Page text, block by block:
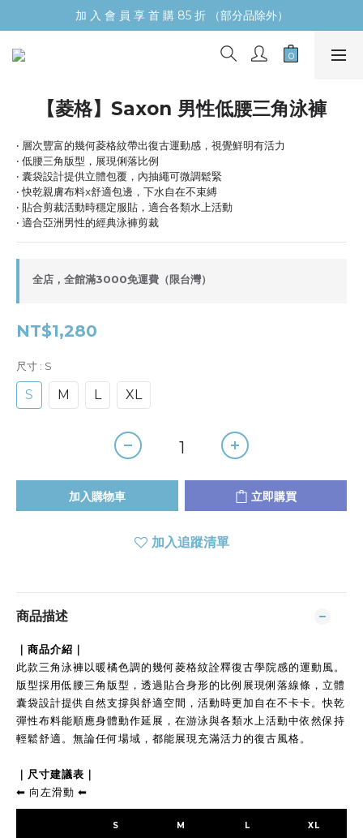
加 入 會 員 享 首 購 85 折 （部分品除外）
【菱格】Saxon 男性低腰三角泳褲
‧ 層次豐富的幾何菱格紋帶出復古運動感，視覺鮮明有活力
‧ 低腰三角版型，展現俐落比例
‧ 囊袋設計提供立體包覆，內抽繩可微調鬆緊
‧ 快乾親膚布料x舒適包邊，下水自在不束縛
‧ 貼合剪裁活動時穩定服貼，適合各類水上活動
‧ 適合亞洲男性的經典泳褲剪裁
全店，全館滿3000免運費（限台灣）
NT$1,280
尺寸 : S
S M L XL
加入購物車 立即購買
加入追蹤清單
商品描述
｜商品介紹｜
此款三角泳褲以暖橘色調的幾何菱格紋詮釋復古學院感的運動風。
版型採用低腰三角版型，透過貼合身形的比例展現俐落線條，立體
囊袋設計提供自然支撐與舒適空間，活動時更加自在不卡卡。快乾
彈性布料能順應身體動作延展，在游泳與各類水上活動中依然保持
輕鬆舒適。無論任何場域，都能展現充滿活力的復古風格。
｜尺寸建議表｜
⬅︎ 向左滑動 ⬅︎
S M L XL